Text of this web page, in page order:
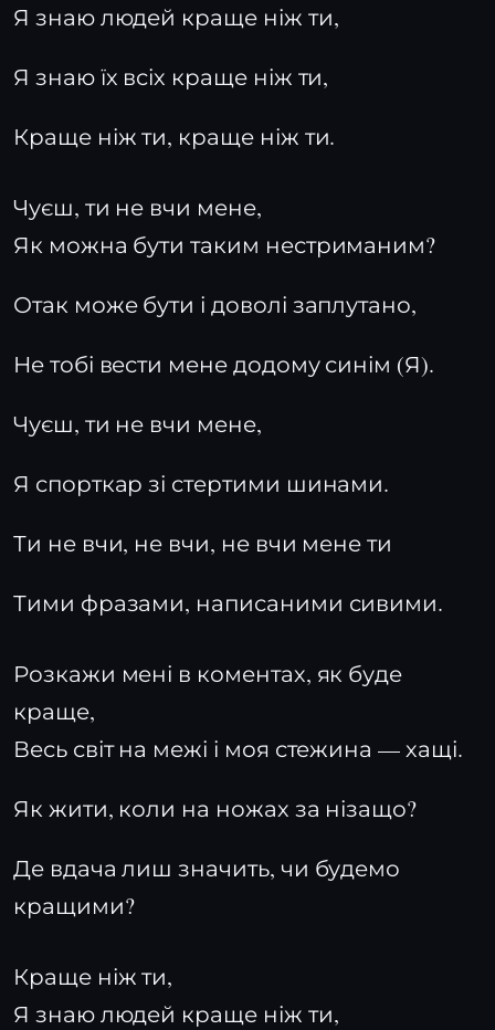
Я знаю людей краще ніж ти,
Я знаю їх всіх краще ніж ти,
Краще ніж ти, краще ніж ти.
Чуєш, ти не вчи мене,
Як можна бути таким нестриманим?
Отак може бути і доволі заплутано,
Не тобі вести мене додому синім (Я).
Чуєш, ти не вчи мене,
Я спорткар зі стертими шинами.
Ти не вчи, не вчи, не вчи мене ти
Тими фразами, написаними сивими.
Розкажи мені в коментах, як буде
краще,
Весь світ на межі і моя стежина — хащі.
Як жити, коли на ножах за нізащо?
Де вдача лиш значить, чи будемо
кращими?
Краще ніж ти,
Я знаю людей краще ніж ти,